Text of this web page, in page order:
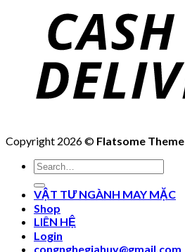
Copyright 2026 © Flatsome Theme
Search
for:
VẬT TƯ NGÀNH MAY MẶC
Shop
LIÊN HỆ
Login
congnghegiahuy@gmail.com